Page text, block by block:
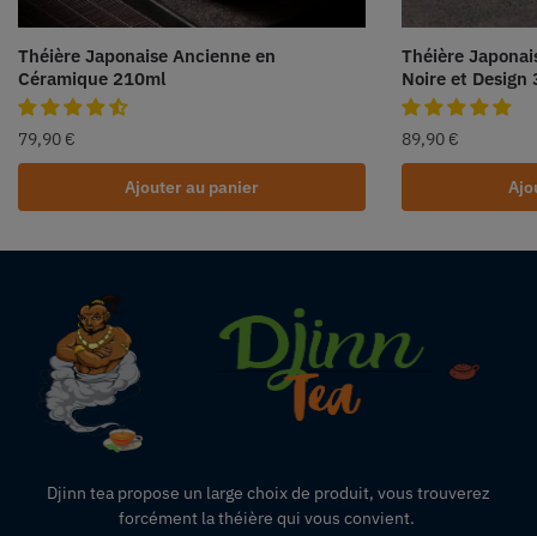
Théière Japonaise Ancienne en
Céramique 210ml
79,90 €
Ajouter au panier
Théière
Noire et Design
89,90 €
Djinn tea propose un large choix de produit, vous trouverez
forcément la théière qui vous convient.